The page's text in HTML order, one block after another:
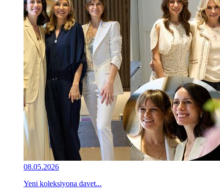
08.05.2026
Yeni koleksiyona davet...